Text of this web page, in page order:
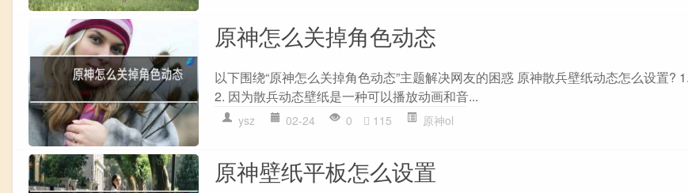
原神怎么关掉角色动态
以下围绕“原神怎么关掉角色动态”主题解决网友的困惑 原神散兵壁纸动态怎么设置?
2. 因为散兵动态壁纸是一种可以播放动画和音...
ysz 02-24 0 115 原神ol
原神壁纸平板怎么设置